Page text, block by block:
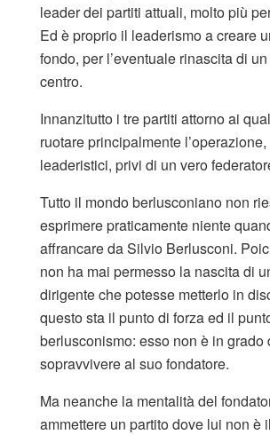
leader dei partiti attuali, molto più
Ed è proprio il leaderismo a creare
fondo, per l’eventuale rinascita di
centro.
Innanzitutto i tre partiti attorno ai
ruotare principalmente
leaderistici, privi di un vero
Tutto il mondo berlusconiano non
esprimere praticamente niente
affrancare da Silvio Berlusconi.
non ha mai permesso la nascita di
dirigente che potesse metterlo in
questo sta il punto di forza ed il
berlusconismo: esso non è in grado
sopravvivere al suo fondatore.
Ma neanche la mentalità del
ammettere un partito dove lui non è